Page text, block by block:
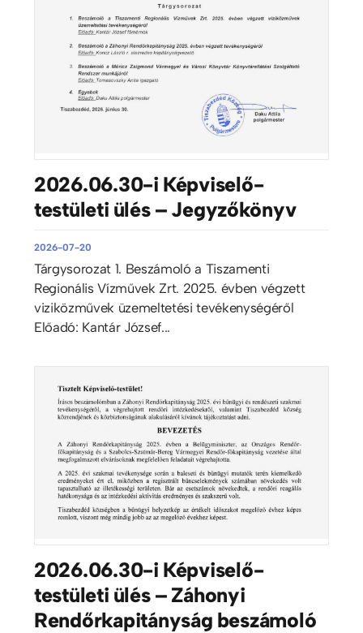
2026.06.30-i Képviselő-
testületi ülés – Jegyzőkönyv
2026-07-20
Tárgysorozat 1. Beszámoló a Tiszamenti
Regionális Vízművek Zrt. 2025. évben végzett
viziközművek üzemeltetési tevékenységéről
Előadó: Kantár József...
2026.06.30-i Képviselő-
testületi ülés – Záhonyi
Rendőrkapitányság beszámoló